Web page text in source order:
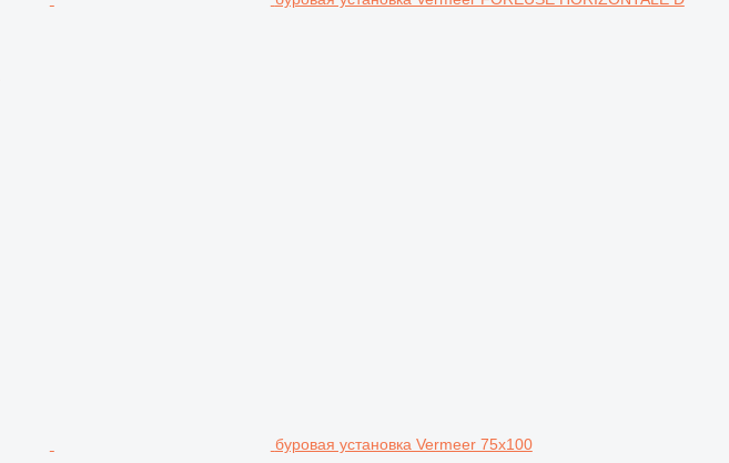
буровая установка Vermeer 75x100